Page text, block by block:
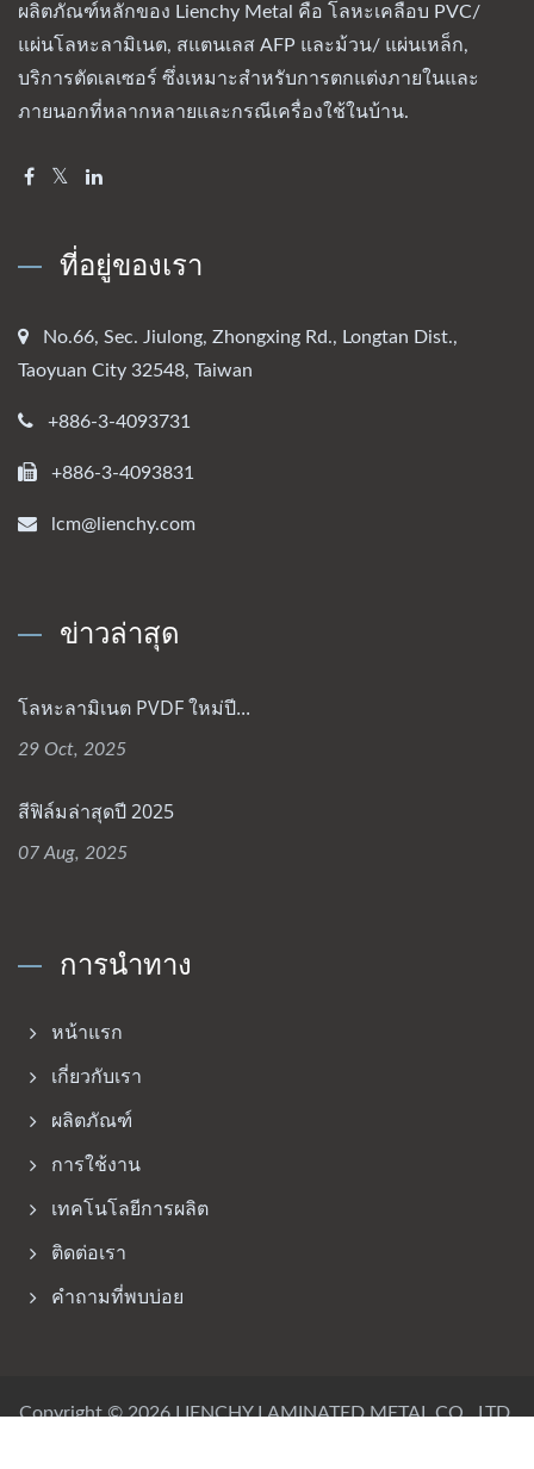
ผลิตภัณฑ์หลักของ Lienchy Metal คือ โลหะเคลือบ PVC/
แผ่นโลหะลามิเนต, สแตนเลส AFP และม้วน/ แผ่นเหล็ก,
บริการตัดเลเซอร์ ซึ่งเหมาะสำหรับการตกแต่งภายในและ
ภายนอกที่หลากหลายและกรณีเครื่องใช้ในบ้าน.
ที่อยู่ของเรา
No.66, Sec. Jiulong, Zhongxing Rd., Longtan Dist.,
Taoyuan City 32548, Taiwan
+886-3-4093731
+886-3-4093831
lcm@lienchy.com
ข่าวล่าสุด
โลหะลามิเนต PVDF ใหม่ปี...
29 Oct, 2025
สีฟิล์มล่าสุดปี 2025
07 Aug, 2025
การนำทาง
หน้าแรก
เกี่ยวกับเรา
ผลิตภัณฑ์
การใช้งาน
เทคโนโลยีการผลิต
ติดต่อเรา
คำถามที่พบบ่อย
Copyright © 2026LIENCHY LAMINATED METAL CO., LTD.